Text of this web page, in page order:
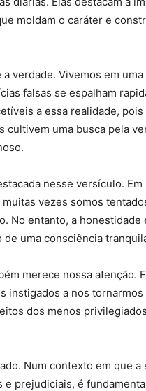
moldam o caráter e
verdade. Vivemos em
falsas se espalham
a essa realidade,
cultivem uma busca pela
nesse versículo.
vezes somos
No entanto, a
uma consciência
merece nossa atenção.
instigados a nos
dos menos
Num contexto em que
e prejudiciais, é